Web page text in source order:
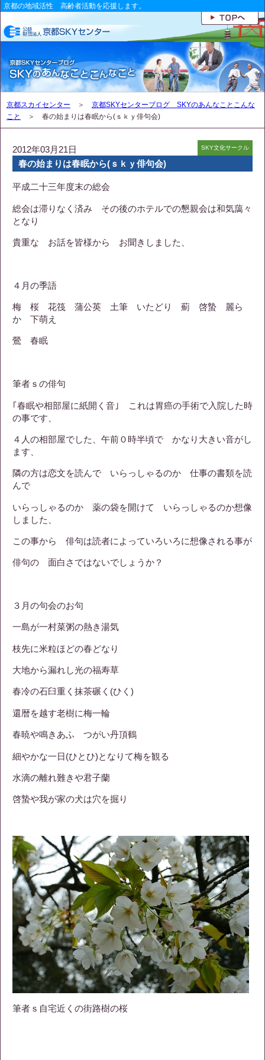
京都の地域活性 高齢者活動を応援します。
京都スカイセンター ＞ 京都SKYセンターブログ SKYのあんなことこんな
こと
＞ 春の始まりは春眠から(ｓｋｙ俳句会)
2012年03月21日 SKY文化サークル
春の始まりは春眠から(ｓｋｙ俳句会)
平成二十三年度末の総会
総会は滞りなく済み その後のホテルでの懇親会は和気藹々
となり
貴重な お話を皆様から お聞きしました、
４月の季語
梅 桜 花筏 蒲公英 土筆 いたどり 薊 啓蟄 麗ら
か 下萌え
鶯 春眠
筆者ｓの俳句
｢春眠や相部屋に紙開く音｣ これは胃癌の手術で入院した時
の事です、
４人の相部屋でした、午前０時半頃で かなり大きい音がし
ます、
隣の方は恋文を読んで いらっしゃるのか 仕事の書類を読
んで
いらっしゃるのか 薬の袋を開けて いらっしゃるのか想像
しました、
この事から 俳句は読者によっていろいろに想像される事が
俳句の 面白さではないでしょうか？
３月の句会のお句
一島が一村菜粥の熱き湯気
枝先に米粒ほどの春どなり
大地から漏れし光の福寿草
春冷の石臼重く抹茶碾く(ひく)
還暦を越す老樹に梅一輪
春暁や鳴きあふ つがい丹頂鶴
細やかな一日(ひとひ)となりて梅を観る
水滴の離れ難きや君子蘭
啓蟄や我が家の犬は穴を掘り
筆者ｓ自宅近くの街路樹の桜